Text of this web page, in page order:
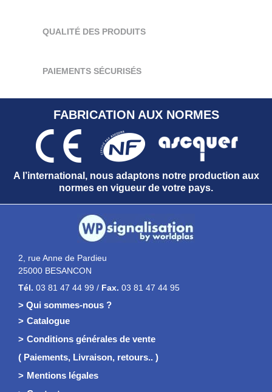
QUALITÉ DES PRODUITS
PAIEMENTS SÉCURISÉS
FABRICATION AUX NORMES
A l’international, nous adaptons notre production aux
normes en vigueur de votre pays.
2, rue Anne de Pardieu
25000 BESANCON
Tél. 03 81 47 44 99 / Fax. 03 81 47 44 95
> Qui sommes-nous ?
Catalogue
Conditions générales de vente
( Paiements, Livraison, retours.. )
Mentions légales